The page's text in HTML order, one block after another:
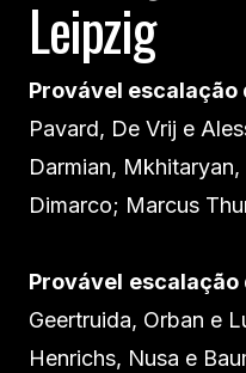
Leipzig
Provável escalação
Pavard, De Vrij e
Darmian,
Dimarco; Marcus
Provável escalação
Geertruida, Orban e
Henrichs, Nusa e